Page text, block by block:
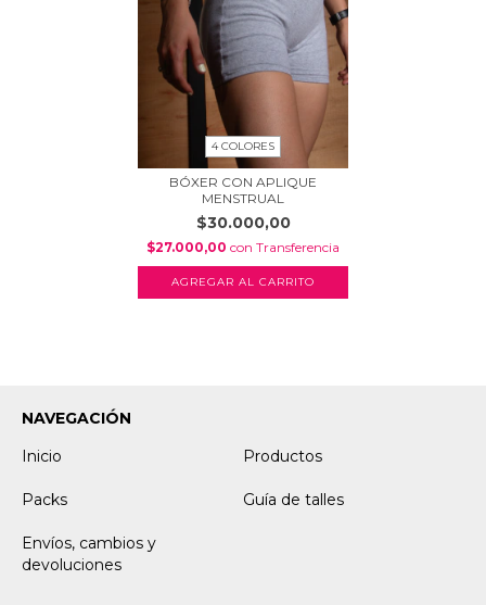
4 COLORES
BÓXER CON APLIQUE
MENSTRUAL
$30.000,00
$27.000,00 con Transferencia
AGREGAR AL CARRITO
NAVEGACIÓN
Inicio
Productos
Packs Guía de talles
Envíos, cambios y
devoluciones